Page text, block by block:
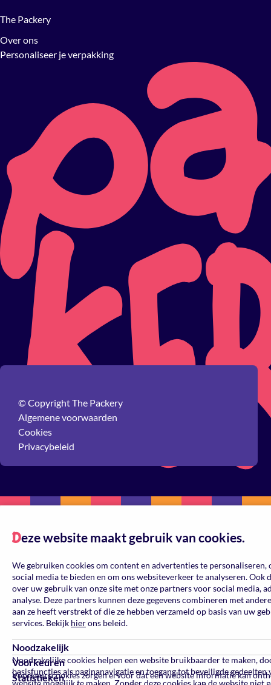
The Packery
Over ons
Personaliseer je verpakking
© Copyright The Packery
Algemene voorwaarden
Cookies
Privacybeleid
Deze website maakt gebruik van cookies.
We gebruiken cookies om content en advertenties te
social media te bieden en om ons websiteverkeer te analyseren. Ook
over uw gebruik van onze site met onze partners voor social media,
analyse. Deze partners kunnen deze gegevens combineren met
aan ze heeft verstrekt of die ze hebben verzameld op basis van uw
services. Bekijk hierons beleid.
Noodzakelijk
Noodzakelijke cookies helpen een website bruikbaarder te maken,
basisfuncties als paginanavigatie en toegang tot beveiligde gedeelten
website mogelijk te maken. Zonder deze cookies kan de website niet
Voorkeuren
Voorkeurscookies zorgen ervoor dat een website informatie kan
Statistieken